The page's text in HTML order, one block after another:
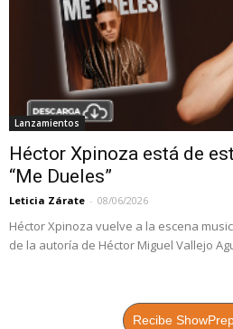
Lanzamientos
Héctor Xpinoza está de
“Me Dueles”
Leticia Zárate - 08/06/2026
Héctor Xpinoza vuelve a la escena
de la autoría de Héctor Miguel Vallejo
Recibe